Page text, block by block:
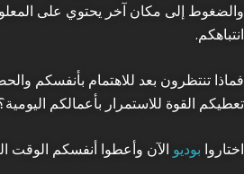
والضغوط إلى مكان آخر يحتوي على
انتباهكم.
فماذا تنتظرون بعد للاهتمام بأنفسكم
تعطيكم القوة للاستمرار بأعمالكم
اختاروا بوديو الآن وأعطوا أنفسكم الوقت